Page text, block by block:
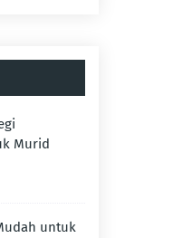
Murid
untuk